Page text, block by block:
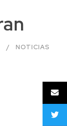
NOTICIAS